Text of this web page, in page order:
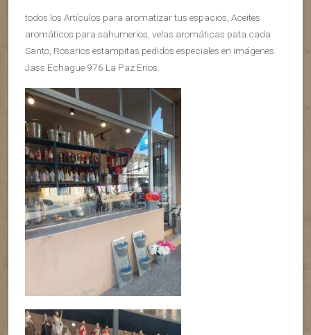
todos los Artículos para aromatizar tus espacios, Aceites
aromáticos para sahumerios, velas aromáticas pata cada
Santo, Rosarios estampitas pedidos especiales en imágenes
Jass Echague 976 La Paz Erios.